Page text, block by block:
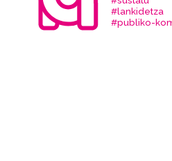
#lankidetza
#publiko-